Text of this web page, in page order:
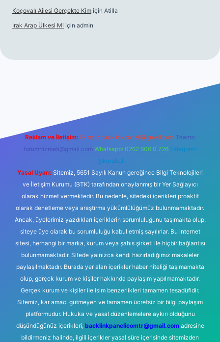
Koçovalı Ailesi Gerçekte Kim için Atilla
Irak Arap Ülkesi Mi için admin
Reklam ve İletişim: E-mail: backlinkpaneli@gmail.com Teams:
forumhizmeti@gmail.com Whatsapp: 0262 606 0 726 Telegram:
@karabul
Yasal Uyarı: Sitemiz, 5651 Sayılı Kanun gereğince Bilgi Teknolojileri
ve İletişim Kurumu (BTK) tarafından onaylanmış bir Yer Sağlayıcı
olarak hizmet vermektedir. Bu nedenle, sitedeki içerikleri proaktif
olarak denetleme veya araştırma yükümlülüğümüz bulunmamaktadır.
Ancak, üyelerimiz yazdıkları içeriklerin sorumluluğunu taşımakta olup,
siteye üye olarak bu sorumluluğu kabul etmiş sayılırlar. Bu internet
sitesi, herhangi bir marka, kurum veya şahıs şirketi ile hiçbir bağlantısı
bulunmamaktadır. Sitede yalnızca kendi hazırladığımız makaleler
paylaşılmaktadır. Burada yer alan içerikler haber niteliği taşımamakta
olup, gerçek kurum ve kişiler hakkında paylaşım yapılmamaktadır.
Gerçek kurum ve kişiler ile isim benzerlikleri tamamen tesadüfidir.
Sitemiz, kar amacı gütmeyen ve tamamen ücretsiz bir bilgi paylaşım
platformudur. Hukuka ve yasal düzenlemelere aykırı olduğunu
düşündüğünüz içerikleri, backlinkpanelicomtr@gmail.comadresine
bildirmeniz halinde, ilgili içerikler yasal süre içerisinde sitemizden